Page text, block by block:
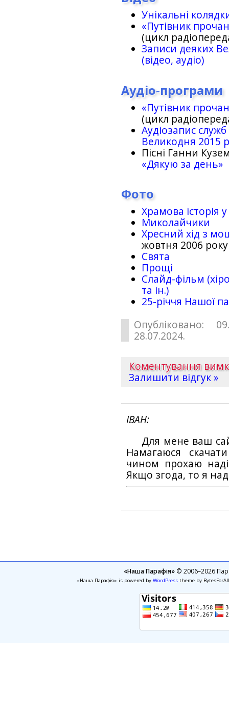
Унікальні
«Путівник
(цикл
Записи деяких
(відео, аудіо)
Аудіо-програми
«Путівник
(цикл
Аудіозапис
Великодня 2015
Пісні Ганни
«Дякую за день»
Фото
Храмова історія
Миколайчики
Хресний хід з
жовтня 2006 року
Свята
Прощі
Слайд-фільм
та ін.)
25-рiччя Нашої
Опубліковано:
28.07.2024.
Коментування
Залишити відгук »
ІВАН
Для мене ваш
Намагаюся
чином прохаю
Якщо згода, то я
«Наша Парафія»© 2006–2026
«Наша Парафія» is powered by WordPresstheme by